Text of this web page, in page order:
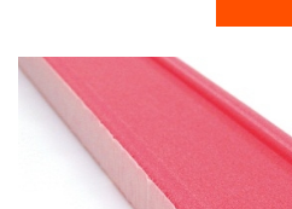
Incalzire in pardoseala
Panouri radiante si incalzitoare cu
infrarosu
Solutii de curatare si tratare